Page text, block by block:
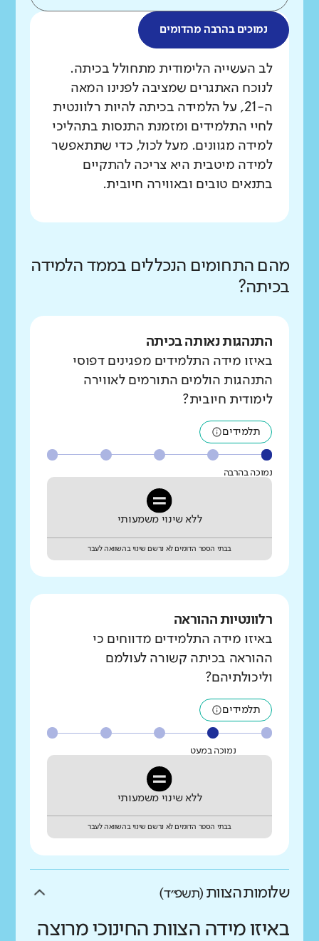
נמוכים בהרבה מהדומים
מה בדקנו?
לב העשייה הלימודית מתחולל בכיתה.
לנוכח האתגרים שמציבה לפנינו המאה
ה-21, על הלמידה בכיתה להיות רלוונטית
לחיי התלמידים ומזמנת התנסות בתהליכי
למידה מגוונים. מעל לכול, כדי שתתאפשר
למידה מיטבית היא צריכה להתקיים
בתנאים טובים ובאווירה חיובית.
מהם התחומים הנכללים בממד הלמידה
בכיתה?
התנהגות נאותה בכיתה
באיזו מידה התלמידים מפגינים דפוסי
התנהגות הולמים התורמים לאווירה
לימודית חיובית?
תלמידים
נמוכה בהרבה
ללא שינוי משמעותי
בבתי הספר הדומים לא נרשם שינוי בהשוואה לעבר
רלוונטיות ההוראה
באיזו מידה התלמידים מדווחים כי
ההוראה בכיתה קשורה לעולמם
וליכולתיהם?
תלמידים
נמוכה במעט
ללא שינוי משמעותי
בבתי הספר הדומים לא נרשם שינוי בהשוואה לעבר
שלומות הצוות (תשפ״ד)
באיזו מידה הצוות החינוכי מרוצה